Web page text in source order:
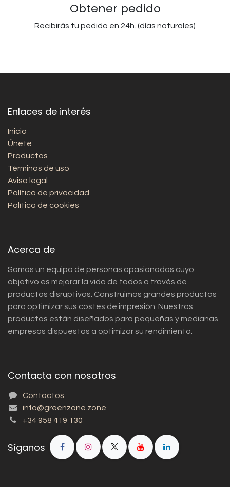
Obtener pedido
Recibirás tu pedido en 24h. (días naturales)
Enlaces de interés
Inicio
Únete
Productos
Términos de uso
Aviso legal
Política de privacidad
Política de cookies
Acerca de
Somos un equipo de personas apasionadas cuyo
objetivo es mejorar la vida de todos a través de
productos disruptivos. Construimos grandes productos
para optimizar sus costes de impresión. Nuestros
productos están diseñados para pequeñas y medianas
empresas dispuestas a optimizar su rendimiento.
Contacta con nosotros
Contactos
info@greenzone.zone
+34 958 419 130
Síganos